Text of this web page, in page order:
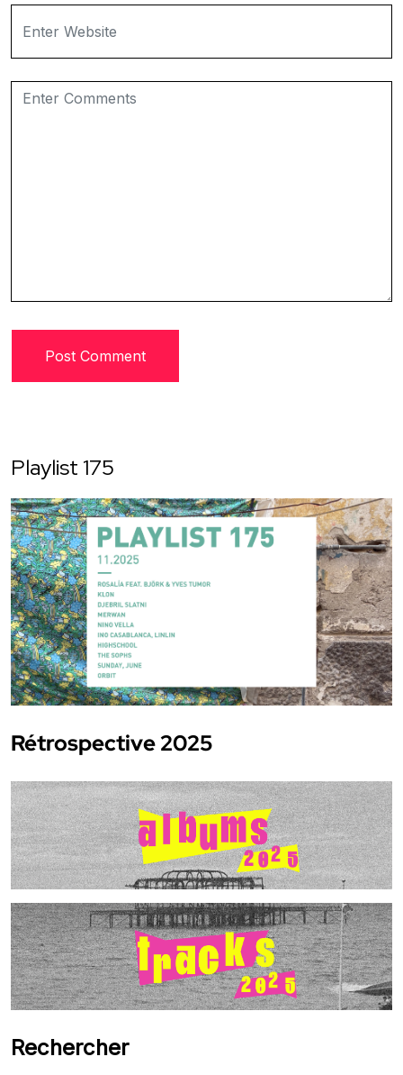
Playlist 175
Rétrospective 2025
Rechercher